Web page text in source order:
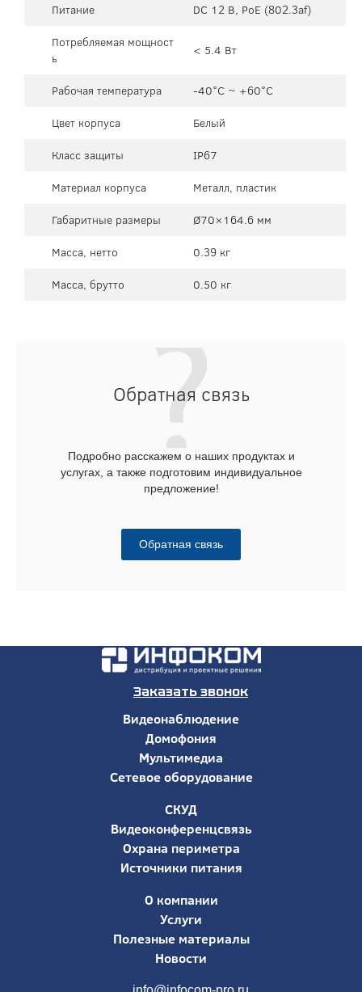
Питание
DC 12 В, PoE (802.3af)
Потребляемая мощност
ь
< 5.4 Вт
Рабочая температура
-40°C ~ +60°C
Цвет корпуса
Белый
Класс защиты
IP67
Материал корпуса
Металл, пластик
Габаритные размеры
Ø70×164.6 мм
Масса, нетто
0.39 кг
Масса, брутто
0.50 кг
Обратная связь
Подробно расскажем о наших продуктах и
услугах, а также подготовим индивидуальное
предложение!
Обратная связь
Заказать звонок
Видеонаблюдение
Домофония
Мультимедиа
Сетевое оборудование
СКУД
Видеоконференцсвязь
Охрана периметра
Источники питания
О компании
Услуги
Полезные материалы
Новости